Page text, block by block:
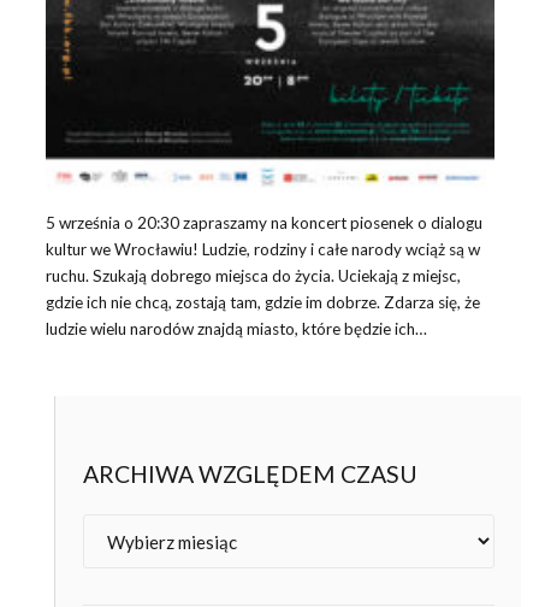
5 września o 20:30 zapraszamy na koncert piosenek o dialogu
kultur we Wrocławiu! Ludzie, rodziny i całe narody wciąż są w
ruchu. Szukają dobrego miejsca do życia. Uciekają z miejsc,
gdzie ich nie chcą, zostają tam, gdzie im dobrze. Zdarza się, że
ludzie wielu narodów znajdą miasto, które będzie ich…
ARCHIWA WZGLĘDEM CZASU